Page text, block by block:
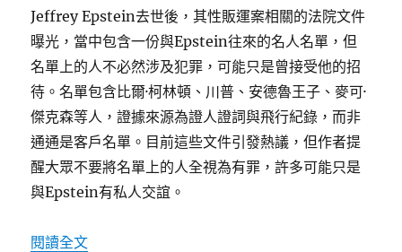
Jeffrey Epstein去世後，其性販運案相關的法院文件
曝光，當中包含一份與Epstein往來的名人名單，但
名單上的人不必然涉及犯罪，可能只是曾接受他的招
待。名單包含比爾·柯林頓、川普、安德魯王子、麥可·
傑克森等人，證據來源為證人證詞與飛行紀錄，而非
通通是客戶名單。目前這些文件引發熱議，但作者提
醒大眾不要將名單上的人全視為有罪，許多可能只是
與Epstein有私人交誼。
閱讀全文〈愛潑斯坦案文件解密：名單解讀與疑點〉